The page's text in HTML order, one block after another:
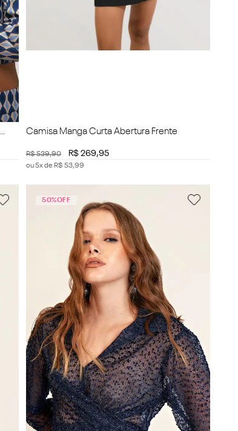
Camisa Manga Curta Abertura Frente
R$539,90 R$ 269,95
ou5x de R$ 53,99
50%OFF